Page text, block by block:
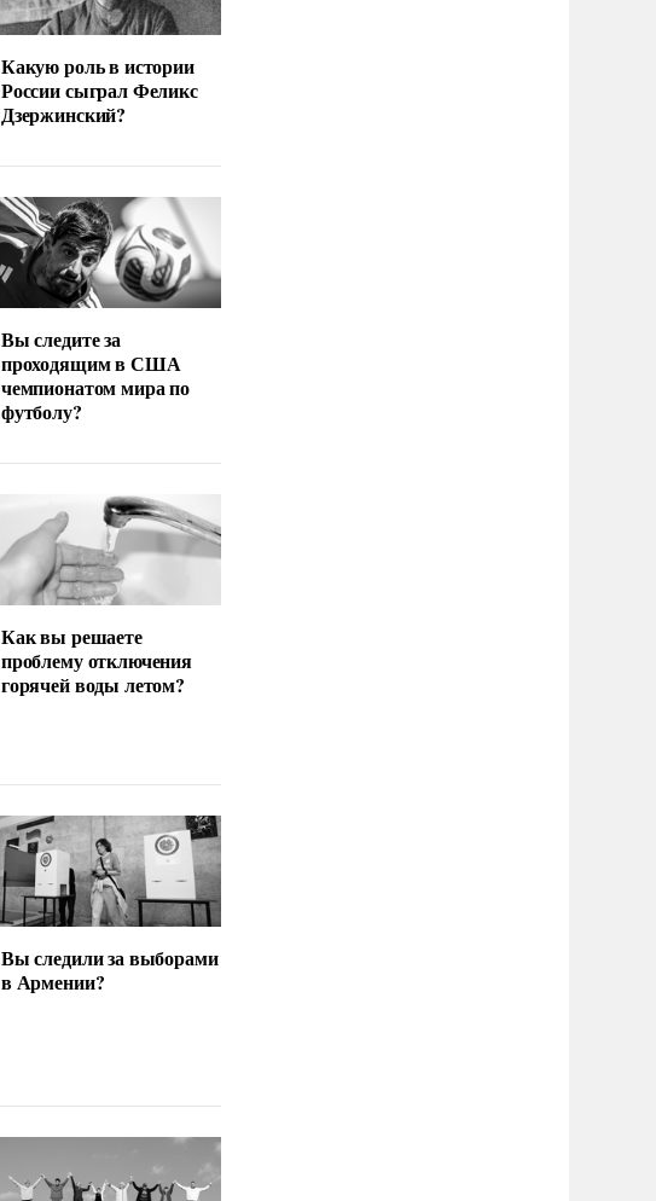
Какую роль в истории
России сыграл Феликс
Дзержинский?
Вы следите за
проходящим в США
чемпионатом мира по
футболу?
Как вы решаете
проблему отключения
горячей воды летом?
Вы следили за выборами
в Армении?